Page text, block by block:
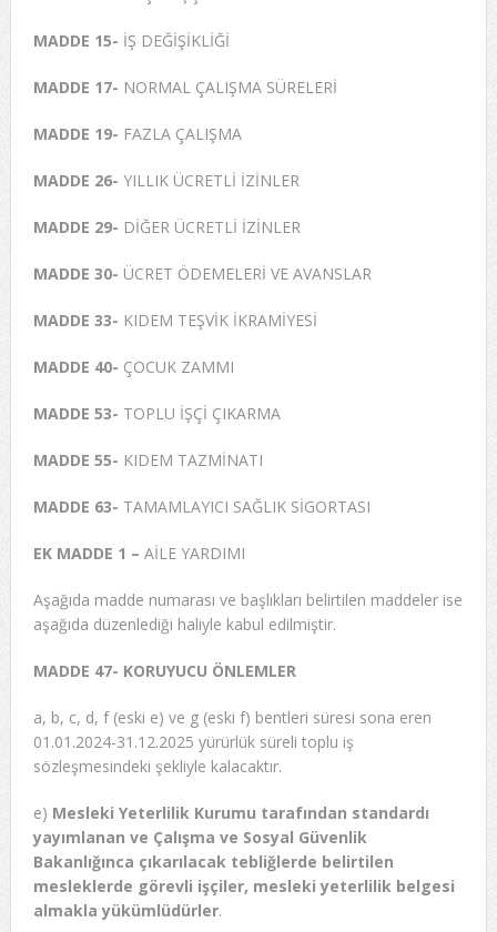
MADDE 15- İŞ DEĞİŞİKLİĞİ
MADDE 17- NORMAL ÇALIŞMA SÜRELERİ
MADDE 19- FAZLA ÇALIŞMA
MADDE 26- YILLIK ÜCRETLİ İZİNLER
MADDE 29- DİĞER ÜCRETLİ İZİNLER
MADDE 30- ÜCRET ÖDEMELERİ VE AVANSLAR
MADDE 33- KIDEM TEŞVİK İKRAMİYESİ
MADDE 40- ÇOCUK ZAMMI
MADDE 53- TOPLU İŞÇİ ÇIKARMA
MADDE 55- KIDEM TAZMİNATI
MADDE 63- TAMAMLAYICI SAĞLIK SİGORTASI
EK MADDE 1 – AİLE YARDIMI
Aşağıda madde numarası ve başlıkları belirtilen maddeler ise
aşağıda düzenlediği haliyle kabul edilmiştir.
MADDE 47- KORUYUCU ÖNLEMLER
a, b, c, d, f (eski e) ve g (eski f) bentleri süresi sona eren
01.01.2024-31.12.2025 yürürlük süreli toplu iş
sözleşmesindeki şekliyle kalacaktır.
e) Mesleki Yeterlilik Kurumu tarafından standardı
yayımlanan ve Çalışma ve Sosyal Güvenlik
Bakanlığınca çıkarılacak tebliğlerde belirtilen
mesleklerde görevli işçiler, mesleki yeterlilik belgesi
almakla yükümlüdürler.